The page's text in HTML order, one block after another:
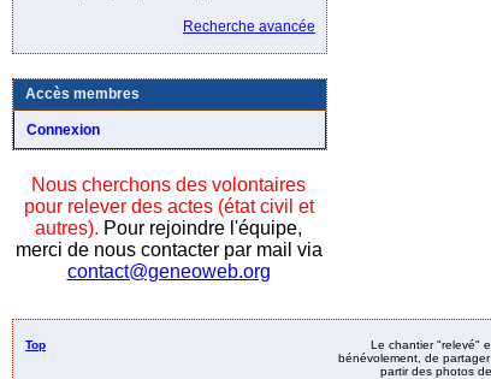
Recherche avancée
Accès membres
Connexion
Nous cherchons des volontaires
pour relever des actes (état civil et
autres). Pour rejoindre l'équipe,
merci de nous contacter par mail via
contact@geneoweb.org
Top
Le chantier "relevé"
bénévolement, de
partir des photos